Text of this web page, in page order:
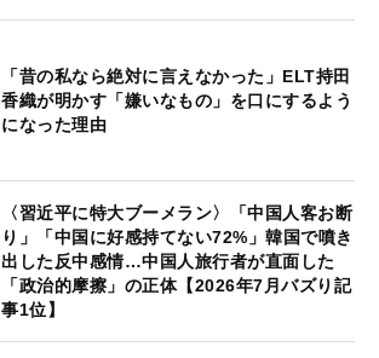
「昔の私なら絶対に言えなかった」ELT持田
香織が明かす「嫌いなもの」を口にするよう
になった理由
〈習近平に特大ブーメラン〉「中国人客お断
り」「中国に好感持てない72%」韓国で噴き
出した反中感情…中国人旅行者が直面した
「政治的摩擦」の正体【2026年7月バズり記
事1位】